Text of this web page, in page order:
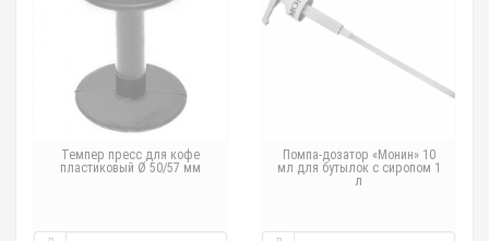
Темпер пресс для кофе
пластиковый Ø 50/57 мм
Помпа-дозатор «Монин» 10
мл для бутылок с сиропом 1
л